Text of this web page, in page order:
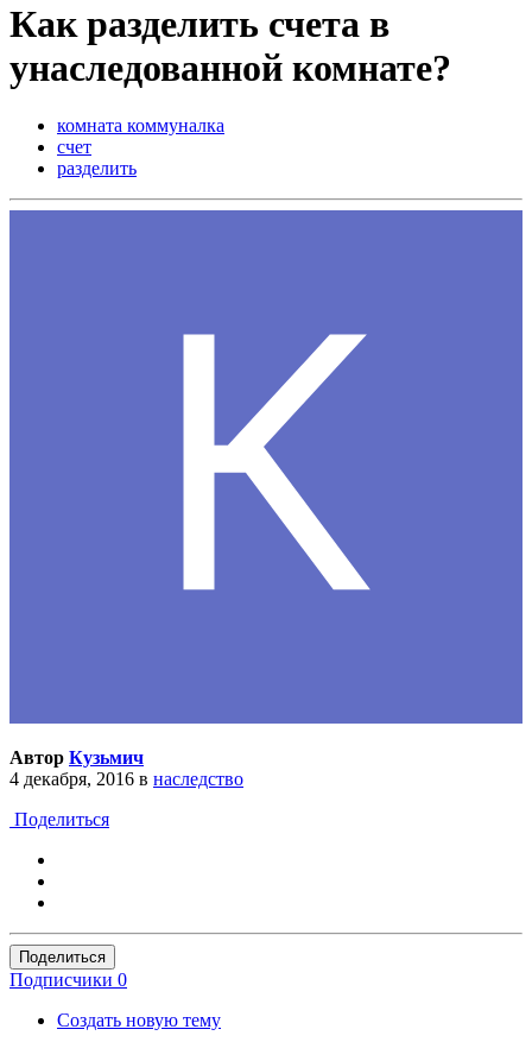
Как разделить счета в
унаследованной комнате?
комната коммуналка
счет
разделить
Автор Кузьмич
4 декабря, 2016 в наследство
Поделиться
Поделиться
Подписчики 0
Создать новую тему